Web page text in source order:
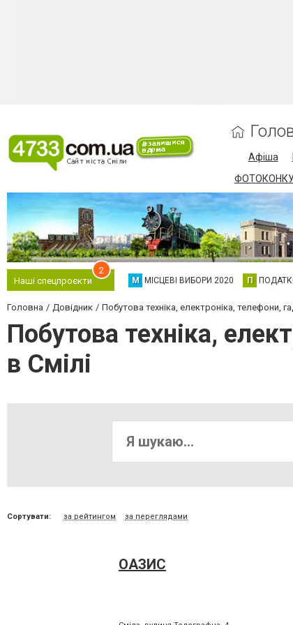
Афіша
Наші спецпроєкти
2
М МІСЦЕВІ ВИБОРИ 2020 П
Головна Довідник Побутова техніка, електроніка, телефони,
Побутова техніка,
в Смілі
Сортувати: за рейтингом за переглядами
ОАЗИС